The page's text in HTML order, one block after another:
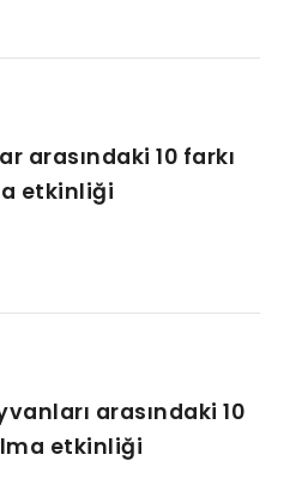
arasındaki 10 farkı
etkinliği
arasındaki 10
etkinliği